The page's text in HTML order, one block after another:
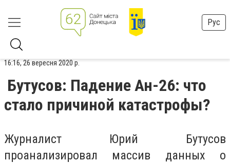
Рус
16:16, 26 вересня 2020 р.
Бутусов: Падение Ан-26: что
стало причиной катастрофы?
Журналист Юрий Бутусов
проанализировал массив данных о